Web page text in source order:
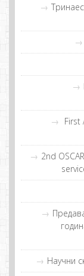
First
2nd
Научни